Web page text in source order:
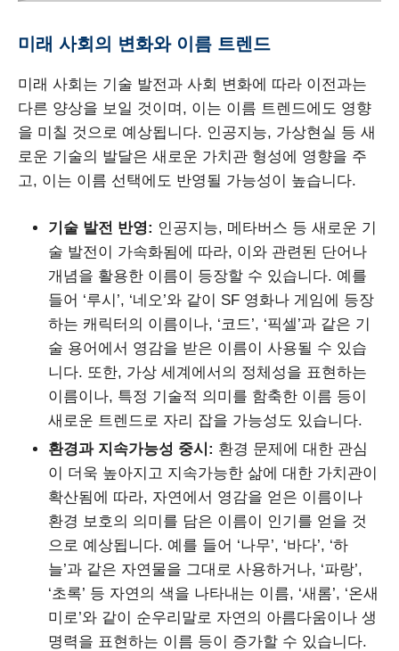
미래 사회의 변화와 이름 트렌드
미래 사회는 기술 발전과 사회 변화에 따라 이전과는
다른 양상을 보일 것이며, 이는 이름 트렌드에도 영향
을 미칠 것으로 예상됩니다. 인공지능, 가상현실 등 새
로운 기술의 발달은 새로운 가치관 형성에 영향을 주
고, 이는 이름 선택에도 반영될 가능성이 높습니다.
기술 발전 반영: 인공지능, 메타버스 등 새로운 기
술 발전이 가속화됨에 따라, 이와 관련된 단어나
개념을 활용한 이름이 등장할 수 있습니다. 예를
들어 ‘루시’, ‘네오’와 같이 SF 영화나 게임에 등장
하는 캐릭터의 이름이나, ‘코드’, ‘픽셀’과 같은 기
술 용어에서 영감을 받은 이름이 사용될 수 있습
니다. 또한, 가상 세계에서의 정체성을 표현하는
이름이나, 특정 기술적 의미를 함축한 이름 등이
새로운 트렌드로 자리 잡을 가능성도 있습니다.
환경과 지속가능성 중시: 환경 문제에 대한 관심
이 더욱 높아지고 지속가능한 삶에 대한 가치관이
확산됨에 따라, 자연에서 영감을 얻은 이름이나
환경 보호의 의미를 담은 이름이 인기를 얻을 것
으로 예상됩니다. 예를 들어 ‘나무’, ‘바다’, ‘하
늘’과 같은 자연물을 그대로 사용하거나, ‘파랑’,
‘초록’ 등 자연의 색을 나타내는 이름, ‘새롬’, ‘온새
미로’와 같이 순우리말로 자연의 아름다움이나 생
명력을 표현하는 이름 등이 증가할 수 있습니다.